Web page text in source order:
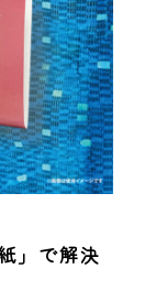
」で解決